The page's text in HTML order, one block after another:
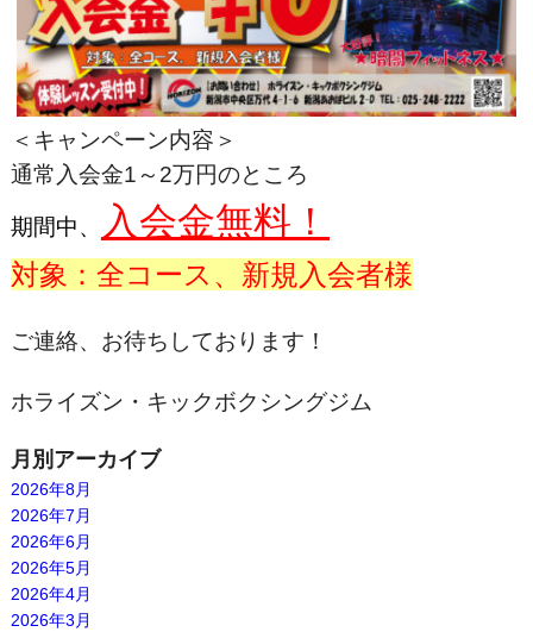
＜キャンペーン内容＞
通常入会金1～2万円のところ
期間中、 入会金無料！
対象：全コース、新規入会者様
ご連絡、お待ちしております！
ホライズン・キックボクシングジム
月別アーカイブ
2026年8月
2026年7月
2026年6月
2026年5月
2026年4月
2026年3月